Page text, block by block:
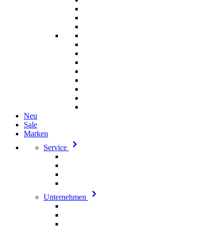
Neu
Sale
Marken
Service
Unternehmen